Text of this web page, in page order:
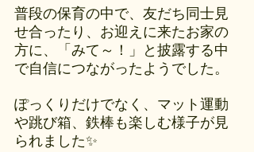
普段の保育の中で、友だち同士見
せ合ったり、お迎えに来たお家の
方に、「みて～！」と披露する中
で自信につながったようでした。
ぽっくりだけでなく、マット運動
や跳び箱、鉄棒も楽しむ様子が見
られました✨